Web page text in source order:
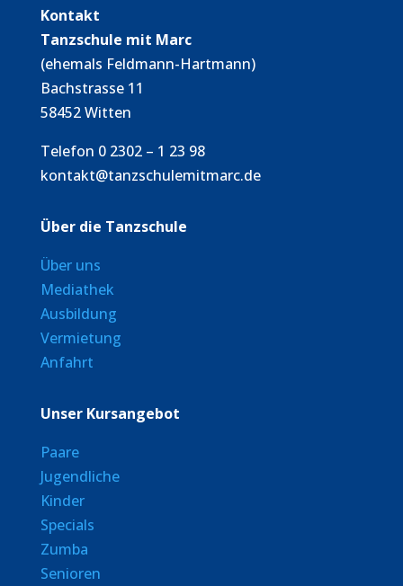
Kontakt
Tanzschule mit Marc
(ehemals Feldmann-Hartmann)
Bachstrasse 11
58452 Witten
Telefon 0 2302 – 1 23 98
kontakt@tanzschulemitmarc.de
Über die Tanzschule
Über uns
Mediathek
Ausbildung
Vermietung
Anfahrt
Unser Kursangebot
Paare
Jugendliche
Kinder
Specials
Zumba
Senioren